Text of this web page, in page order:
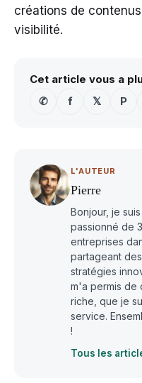
créations de
visibilité.
Cet article vous a
✆
f 𝕏 P
L'AUTEUR
Pierre
Bonjour, je
passionné de
entreprises
partageant
stratégies
m'a permis de
riche, que je
service.
!
Tous les